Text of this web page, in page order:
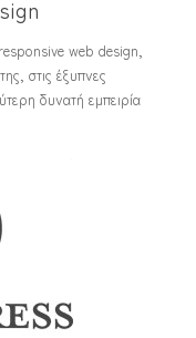
responsive web design,
στις έξυπνες
δυνατή εμπειρία